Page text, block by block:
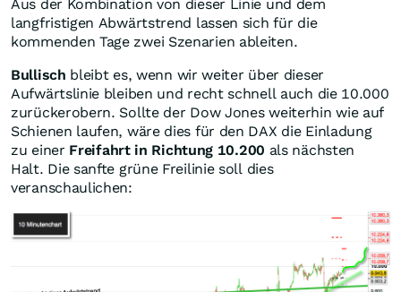
Aus der Kombination von dieser Linie und dem
langfristigen Abwärtstrend lassen sich für die
kommenden Tage zwei Szenarien ableiten.
Bullisch bleibt es, wenn wir weiter über dieser
Aufwärtslinie bleiben und recht schnell auch die 10.000
zurückerobern. Sollte der Dow Jones weiterhin wie auf
Schienen laufen, wäre dies für den DAX die Einladung
zu einer Freifahrt in Richtung 10.200 als nächsten
Halt. Die sanfte grüne Freilinie soll dies
veranschaulichen: